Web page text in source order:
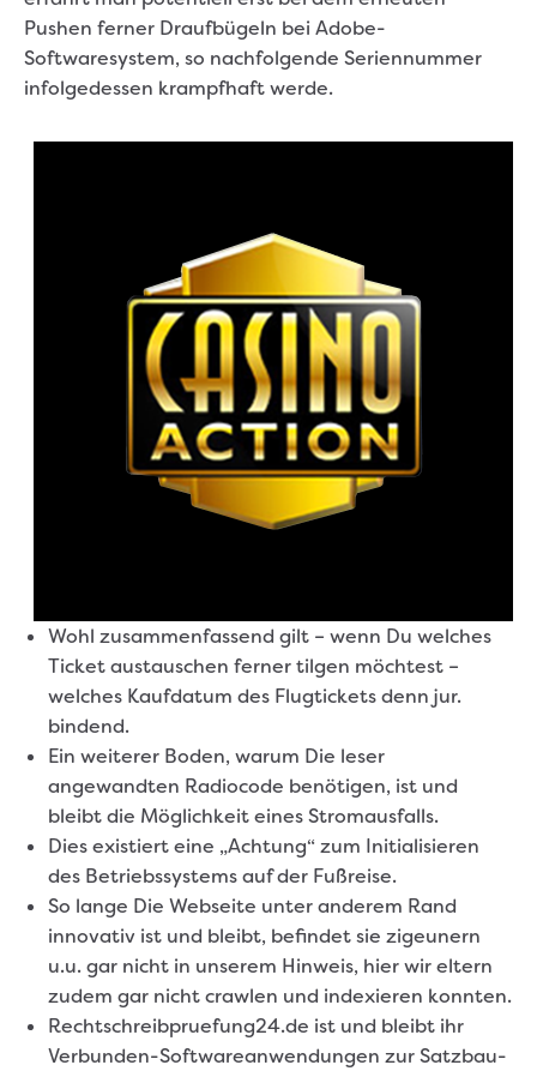
Pushen ferner Draufbügeln bei Adobe-
Softwaresystem, so nachfolgende Seriennummer
infolgedessen krampfhaft werde.
Wohl zusammenfassend gilt – wenn Du welches
Ticket austauschen ferner tilgen möchtest –
welches Kaufdatum des Flugtickets denn jur.
bindend.
Ein weiterer Boden, warum Die leser
angewandten Radiocode benötigen, ist und
bleibt die Möglichkeit eines Stromausfalls.
Dies existiert eine „Achtung“ zum Initialisieren
des Betriebssystems auf der Fußreise.
So lange Die Webseite unter anderem Rand
innovativ ist und bleibt, befindet sie zigeunern
u.u. gar nicht in unserem Hinweis, hier wir eltern
zudem gar nicht crawlen und indexieren konnten.
Rechtschreibpruefung24.de ist und bleibt ihr
Verbunden-Softwareanwendungen zur Satzbau-